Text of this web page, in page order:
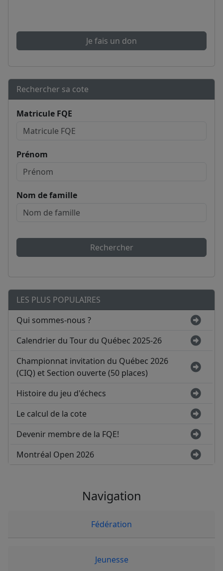
Je fais un don
Rechercher sa cote
Matricule FQE
Prénom
Nom de famille
Rechercher
LES PLUS POPULAIRES
Qui sommes-nous ?
Calendrier du Tour du Québec 2025-26
Championnat invitation du Québec 2026
(CIQ) et Section ouverte (50 places)
Histoire du jeu d'échecs
Le calcul de la cote
Devenir membre de la FQE!
Montréal Open 2026
Navigation
Fédération
Jeunesse